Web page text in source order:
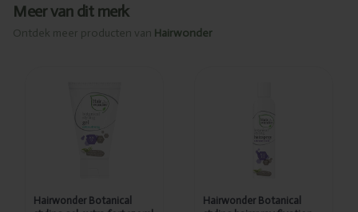
Meer van dit merk
Ontdek meer producten van Hairwonder
Hairwonder
Botanical
styling gel
extra fort
150ml
Hairwonder Botanical
hairspray
forte 300ml
Hairwonder Botanical